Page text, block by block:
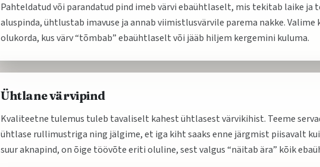
Pahteldatud või parandatud pind imeb värvi ebaühtlaselt, mis tekitab laike ja
aluspinda, ühtlustab imavuse ja annab viimistlusvärvile parema nakke.
olukorda, kus värv “tõmbab” ebaühtlaselt või jääb hiljem kergemini kuluma.
Ühtlane värvipind
Kvaliteetne tulemus tuleb tavaliselt kahest ühtlasest värvikihist. Teeme
ühtlase rullimustriga ning jälgime, et iga kiht saaks enne järgmist piisavalt
suur aknapind, on õige töövõte eriti oluline, sest valgus “näitab ära” kõik